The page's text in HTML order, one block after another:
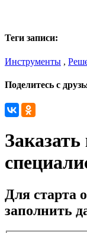
Теги записи:
Инструменты ,
Поделитесь с
Для старта
заполнить